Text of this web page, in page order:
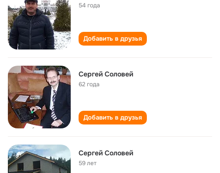
54 года
Добавить в друзья
Сергей Соловей
62 года
Добавить в друзья
Сергей Соловей
59 лет